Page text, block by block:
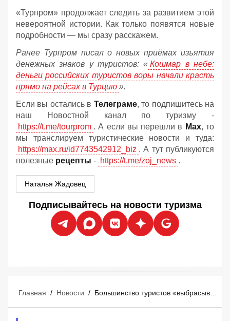
«Турпром» продолжает следить за развитием этой
невероятной истории. Как только появятся новые
подробности — мы сразу расскажем.
Ранее Турпром писал о новых приёмах изъятия
денежных знаков у туристов: « Кошмар в небе:
деньги российских туристов воры начали красть
прямо на рейсах в Турцию ».
Если вы остались в Телеграме, то подпишитесь на
наш Новостной канал по туризму -
https://t.me/tourprom . А если вы перешли в Мах, то
мы транслируем туристические новости и туда:
https://max.ru/id7743542912_biz . А тут публикуются
полезные рецепты - https://t.me/zoj_news .
Наталья Жадовец
Подписывайтесь на новости туризма
Главная / Новости /